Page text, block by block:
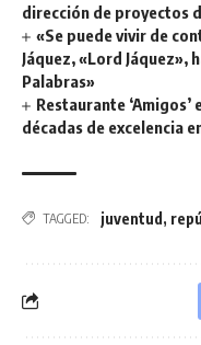
dirección de proyectos
«Se puede vivir de
Jáquez, «Lord Jáquez»,
Palabras»
Restaurante
décadas de excelencia
TAGGED: juventud ,